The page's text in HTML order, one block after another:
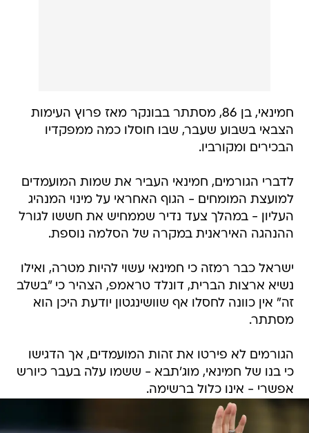
חמינאי, בן 86, מסתתר בבונקר מאז פרוץ העימות
הצבאי בשבוע שעבר, שבו חוסלו כמה ממפקדיו
הבכירים ומקורביו.
לדברי הגורמים, חמינאי העביר את שמות המועמדים
למועצת המומחים - הגוף האחראי על מינוי המנהיג
העליון - במהלך צעד נדיר שממחיש את חששו לגורל
ההנהגה האיראנית במקרה של הסלמה נוספת.
ישראל כבר רמזה כי חמינאי עשוי להיות מטרה, ואילו
נשיא ארצות הברית, דונלד טראמפ, הצהיר כי "בשלב
זה" אין כוונה לחסלו אף שוושינגטון יודעת היכן הוא
מסתתר.
הגורמים לא פירטו את זהות המועמדים, אך הדגישו
כי בנו של חמינאי, מוג'תבא - ששמו עלה בעבר כיורש
אפשרי - אינו כלול ברשימה.